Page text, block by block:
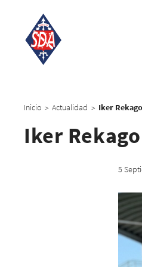
Inicio > Actualidad >
Iker
5